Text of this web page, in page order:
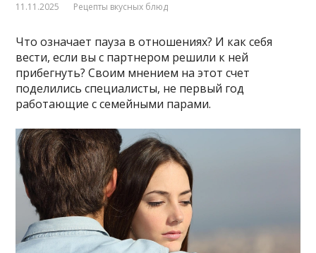
11.11.2025 Рецепты вкусных блюд
Что означает пауза в отношениях? И как себя
вести, если вы с партнером решили к ней
прибегнуть? Своим мнением на этот счет
поделились специалисты, не первый год
работающие с семейными парами.